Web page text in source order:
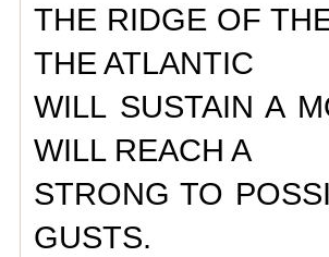
THE RIDGE OF
THE ATLANTIC
WILL SUSTAIN A
WILL REACH A
STRONG TO
GUSTS.